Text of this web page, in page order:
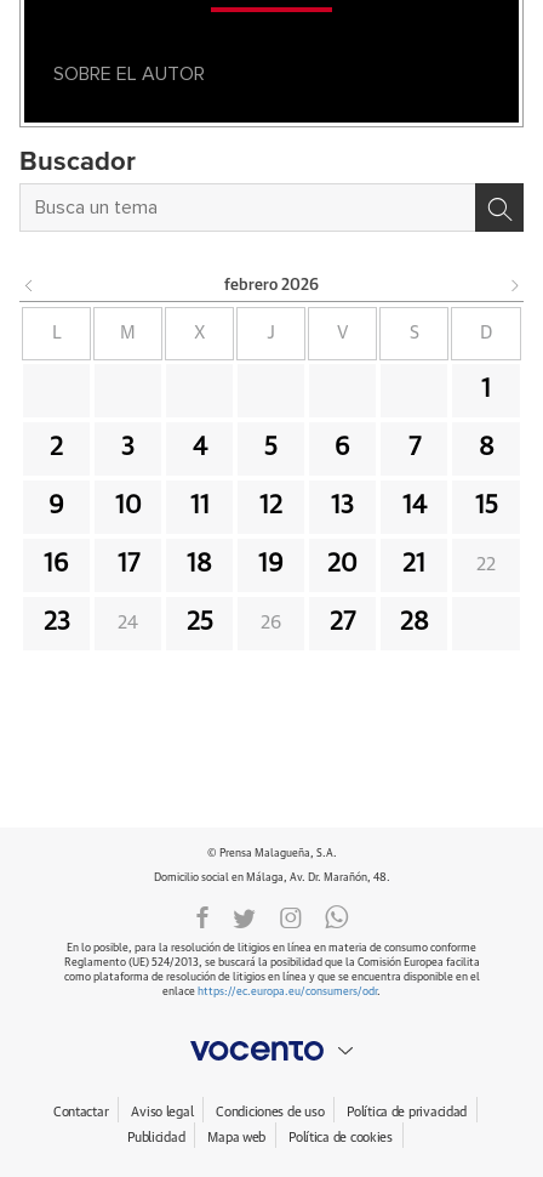
SOBRE EL AUTOR
Buscador
febrero 2026
M X J V S D
1
2 3 4 5 6 7 8
9 10 11 12 13 14 15
16 17 18 19 20 21 22
23 24 25 26 27 28
© Prensa Malagueña, S.A.
Domicilio social en Málaga, Av. Dr. Marañón, 48.
En lo posible, para la resolución de litigios en línea en materia de consumo conforme
Reglamento (UE) 524/2013, se buscará la posibilidad que la Comisión Europea facilita
como plataforma de resolución de litigios en línea y que se encuentra disponible en el
enlace https://ec.europa.eu/consumers/odr.
Contactar Aviso legal Condiciones de uso
Política de privacidad
Publicidad
Mapa web Política de cookies